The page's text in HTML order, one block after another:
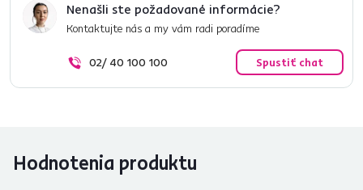
Nenašli ste požadované informácie?
Kontaktujte nás a my vám radi poradíme
02/ 40 100 100 Spustiť chat
Hodnotenia produktu